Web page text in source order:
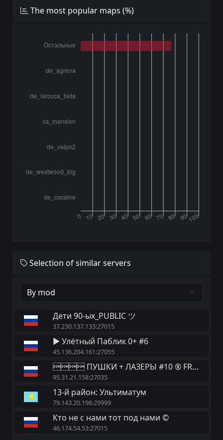
The most popular maps (%)
Selection of similar servers
Дети 90-ых_PUBLIC ツ
37.230.137.133:27015
► Улётный Паблик 0+ #6
45.136.204.161:27055
 ПУШКИ + ЛАЗЕРЫ #10 ® FRAGLIMIT.RU
95.31.21.158:27035
13-й район: Ультиматум
79.143.20.196:29999
Кто не с нами тот под нами ©
46.174.54.53:27015